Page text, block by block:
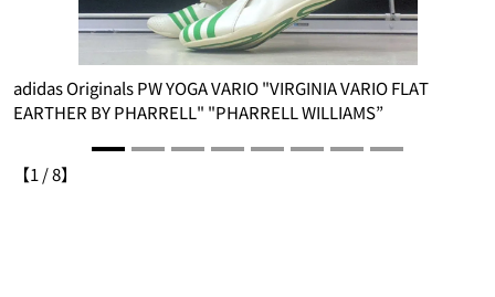
adidas Originals PW YOGA VARIO "VIRGINIA VARIO FLAT
EARTHER BY PHARRELL" "PHARRELL WILLIAMS”
【1 /8】